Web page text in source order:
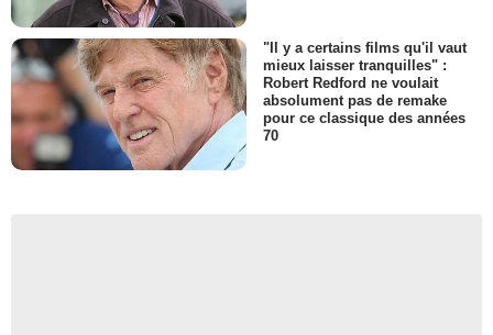
"Il y a certains films qu'il vaut
mieux laisser tranquilles" :
Robert Redford ne voulait
absolument pas de remake
pour ce classique des années
70